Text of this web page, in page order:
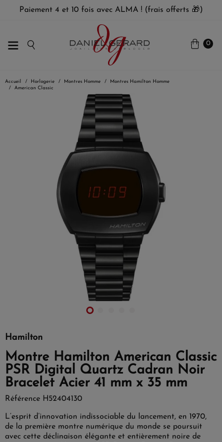
Paiement 4 et 10 fois avec ALMA ! (frais offerts 🎁)
0
Accueil Horlogerie Montres Homme
Montres Hamilton Homme
American Classic
Hamilton
Montre Hamilton American Classic
PSR Digital Quartz Cadran Noir
Bracelet Acier 41 mm x 35 mm
Référence H52404130
L’esprit d’innovation indissociable du lancement, en 1970,
de la première montre numérique du monde se poursuit
avec cette déclinaison élégante et entièrement noire de